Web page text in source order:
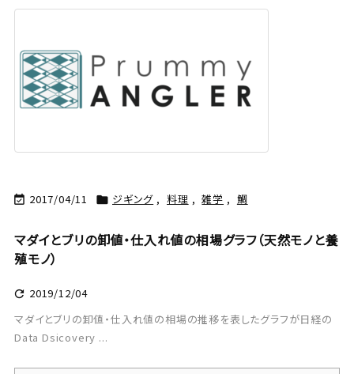
 2017/04/11  ジギング , 料理 , 雑学 , 鯛
マダイとブリの卸値・仕入れ値の相場グラフ（天然モノと養
殖モノ）
 2019/12/04
マダイとブリの卸値・仕入れ値の相場の推移を表したグラフが日経の
Data Dsicovery ...